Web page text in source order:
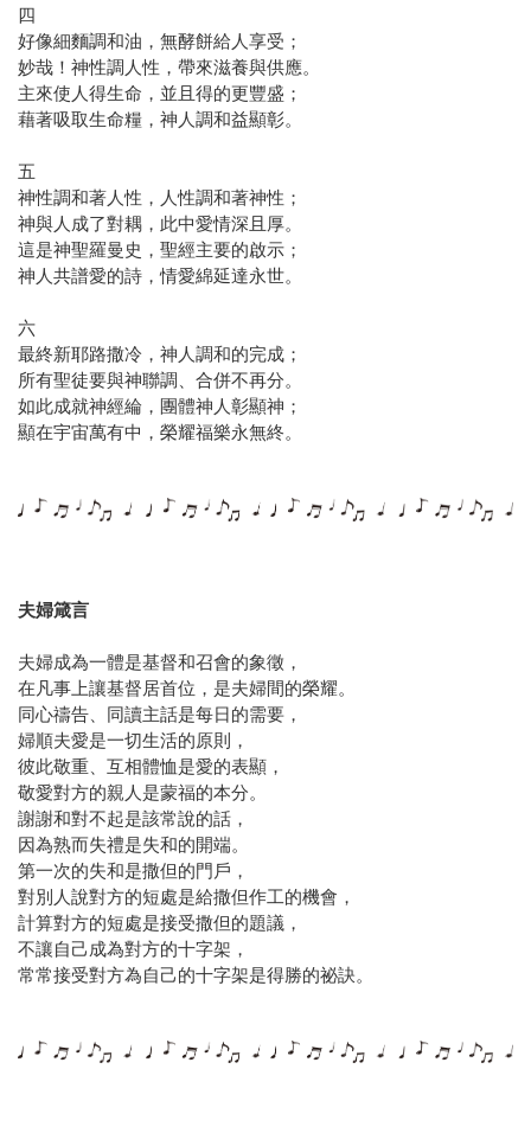
四
好像細麵調和油，無酵餅給人享受；
妙哉！神性調人性，帶來滋養與供應。
主來使人得生命，並且得的更豐盛；
藉著吸取生命糧，神人調和益顯彰。
五
神性調和著人性，人性調和著神性；
神與人成了對耦，此中愛情深且厚。
這是神聖羅曼史，聖經主要的啟示；
神人共譜愛的詩，情愛綿延達永世。
六
最終新耶路撒冷，神人調和的完成；
所有聖徒要與神聯調、合併不再分。
如此成就神經綸，團體神人彰顯神；
顯在宇宙萬有中，榮耀福樂永無終。
夫婦箴言
夫婦成為一體是基督和召會的象徵，
在凡事上讓基督居首位，是夫婦間的榮耀。
同心禱告、同讀主話是每日的需要，
婦順夫愛是一切生活的原則，
彼此敬重、互相體恤是愛的表顯，
敬愛對方的親人是蒙福的本分。
謝謝和對不起是該常說的話，
因為熟而失禮是失和的開端。
第一次的失和是撒但的門戶，
對別人說對方的短處是給撒但作工的機會，
計算對方的短處是接受撒但的題議，
不讓自己成為對方的十字架，
常常接受對方為自己的十字架是得勝的祕訣。